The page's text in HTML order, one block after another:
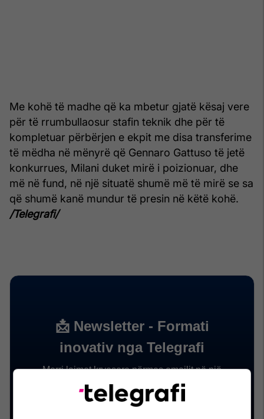
Me kohë të madhe që ka mbetur gjatë kësaj vere
për të rrumbullaosur stafin teknik dhe për të
kompletuar përbërjen e ekpit me disa transferime
të mëdha në mënyrë që Gennaro Gattuso të jetë
konkurrues, Milani duket mirë i poizionuar, dhe
më në fund, në një situatë shumë më të mirë se sa
që shumë kanë mundur të presin në këtë kohë.
/Telegrafi/